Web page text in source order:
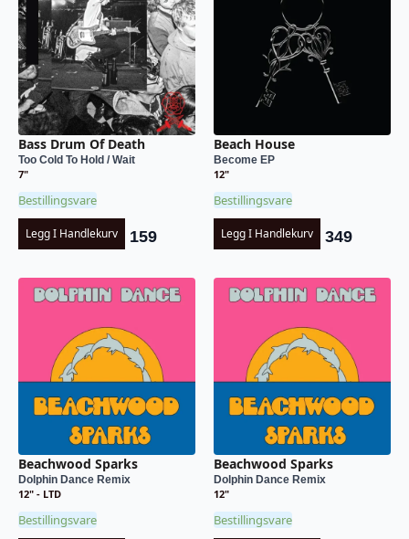
Bass Drum Of Death
Too Cold To Hold / Wait
7"
Bestillingsvare
Legg I Handlekurv 159
Beach House
Become EP
12"
Bestillingsvare
Legg I Handlekurv 349
Beachwood Sparks
Dolphin Dance Remix
12" - LTD
Bestillingsvare
Beachwood Sparks
Dolphin Dance Remix
12"
Bestillingsvare